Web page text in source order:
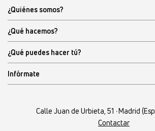
Calle Juan de Urbieta, 51 ·Madrid
Contactar
¿Quiénes somos?
¿Qué hacemos?
¿Qué puedes hacer tú?
Infórmate